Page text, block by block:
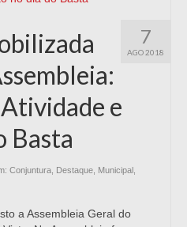
7
AGO 2018
e
Basta
Conjuntura Destaque Municipal
a Assembleia Geral do